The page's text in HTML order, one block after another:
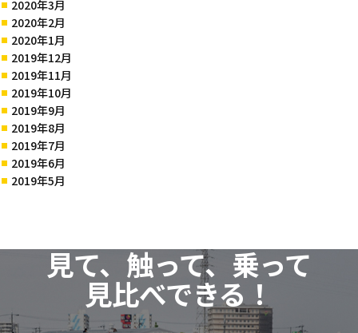
2020年3月
2020年2月
2020年1月
2019年12月
2019年11月
2019年10月
2019年9月
2019年8月
2019年7月
2019年6月
2019年5月
見て、触って、乗って
見比べできる！